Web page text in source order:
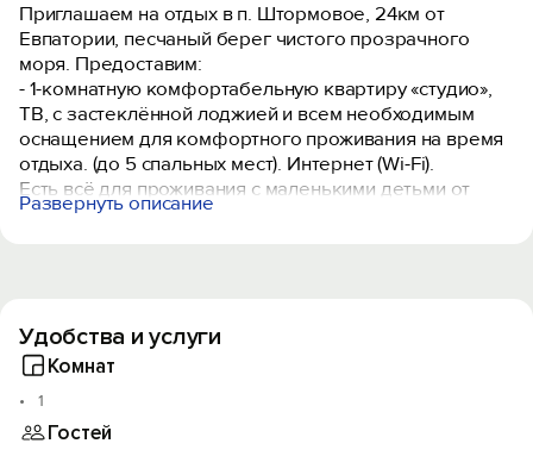
Приглашаем на отдых в п. Штормовое, 24км от
Евпатории, песчаный берег чистого прозрачного
моря. Предоставим:
- 1-комнатную комфортабельную квартиру «студио»,
ТВ, с застеклённой лоджией и всем необходимым
оснащением для комфортного проживания на время
отдыха. (до 5 спальных мест). Интернет (Wi-Fi).
Есть всё для проживания с маленькими детьми от
грудного возраста (кроватка, принадлежности, также
Юрий, Наталья.
самолета, провезу в любой уголок Крыма на
экскурсию). Муж Юрий.
Развернуть описание
Удобства и услуги
Комнат
1
Гостей